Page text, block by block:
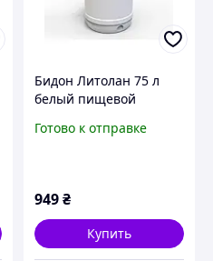
Бидон Литолан 75 л
белый пищевой
крышкой (Европласт)
Готово к отправке
949₴
Купить